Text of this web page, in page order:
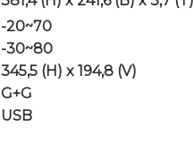
-20~70
-30~80
345,5 (H) x 194,8 (V)
G+G
USB